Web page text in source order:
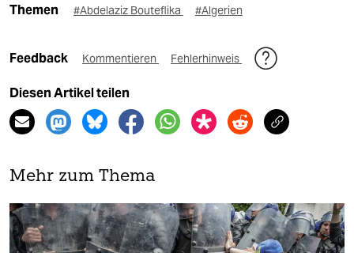
Themen #Abdelaziz Bouteflika #Algerien
Feedback Kommentieren Fehlerhinweis
Diesen Artikel teilen
Mehr zum Thema